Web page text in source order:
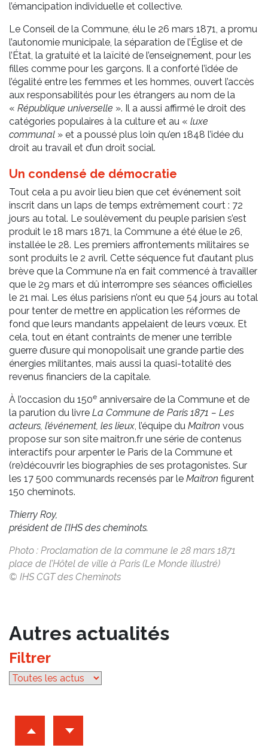
l’émancipation individuelle et collective.
Le Conseil de la Commune, élu le 26 mars 1871, a promu
l’autonomie municipale, la séparation de l’Église et de
l’État, la gratuité et la laïcité de l’enseignement, pour les
filles comme pour les garçons. Il a conforté l’idée de
l’égalité entre les femmes et les hommes, ouvert l’accès
aux responsabilités pour les étrangers au nom de la
« République universelle ». Il a aussi affirmé le droit des
catégories populaires à la culture et au « luxe
communal » et a poussé plus loin qu’en 1848 l’idée du
droit au travail et d’un droit social.
Un condensé de démocratie
Tout cela a pu avoir lieu bien que cet événement soit
inscrit dans un laps de temps extrêmement court : 72
jours au total. Le soulèvement du peuple parisien s’est
produit le 18 mars 1871, la Commune a été élue le 26,
installée le 28. Les premiers affrontements militaires se
sont produits le 2 avril. Cette séquence fut d’autant plus
brève que la Commune n’a en fait commencé à travailler
que le 29 mars et dû interrompre ses séances officielles
le 21 mai. Les élus parisiens n’ont eu que 54 jours au total
pour tenter de mettre en application les réformes de
fond que leurs mandants appelaient de leurs vœux. Et
cela, tout en étant contraints de mener une terrible
guerre d’usure qui monopolisait une grande partie des
énergies militantes, mais aussi la quasi-totalité des
revenus financiers de la capitale.
À l’occasion du 150e anniversaire de la Commune et de
la parution du livre La Commune de Paris 1871 – Les
acteurs, l’événement, les lieux, l’équipe du Maitron vous
propose sur son site maitron.fr une série de contenus
interactifs pour arpenter le Paris de la Commune et
(re)découvrir les biographies de ses protagonistes. Sur
les 17 500 communards recensés par le Maitron figurent
150 cheminots.
Thierry Roy,
président de l’IHS des cheminots.
Photo : Proclamation de la commune le 28 mars 1871
place de l’Hôtel de ville à Paris (Le Monde illustré)
© IHS CGT des Cheminots
Autres actualités
Filtrer
Archives d'articles